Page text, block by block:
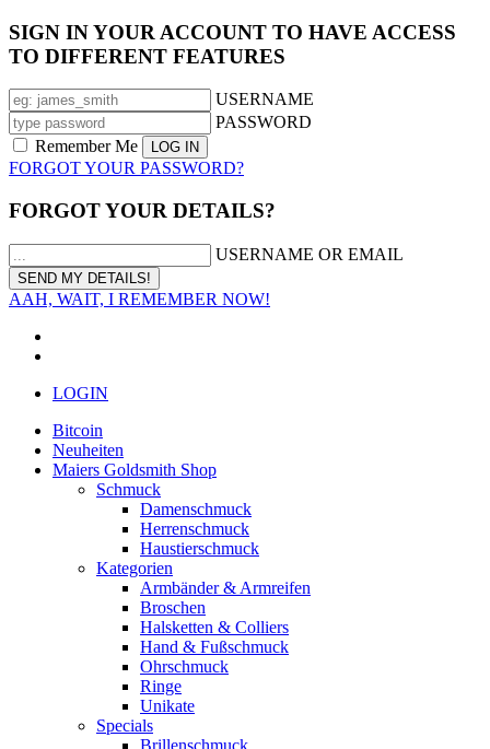
SIGN IN YOUR ACCOUNT TO HAVE ACCESS
TO DIFFERENT FEATURES
USERNAME
PASSWORD
Remember Me
FORGOT YOUR PASSWORD?
FORGOT YOUR DETAILS?
USERNAME OR EMAIL
AAH, WAIT, I REMEMBER NOW!
LOGIN
Bitcoin
Neuheiten
Maiers Goldsmith Shop
Schmuck
Damenschmuck
Herrenschmuck
Haustierschmuck
Kategorien
Armbänder & Armreifen
Broschen
Halsketten & Colliers
Hand & Fußschmuck
Ohrschmuck
Ringe
Unikate
Specials
Brillenschmuck